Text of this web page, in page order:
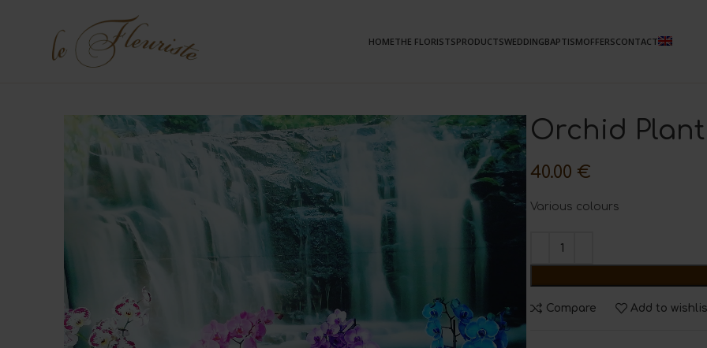
HOMETHE FLORISTSPRODUCTSWEDDINGBAPTISMOFFERSCONTACT
Orchid Plant
40.00 €
Various colours
Compare Add to